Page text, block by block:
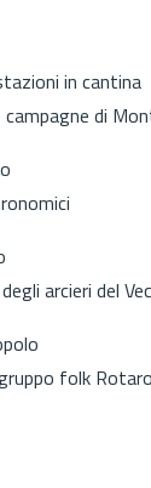
in cantina
campagne di
arcieri del
folk